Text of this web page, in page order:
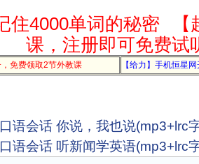
住4000单词的秘密
课，注册即可免费试
，免费领取2节外教课 【给力】手机恒星
语会话 你说，我也说(mp3+lrc
语会话 听新闻学英语(mp3+lrc